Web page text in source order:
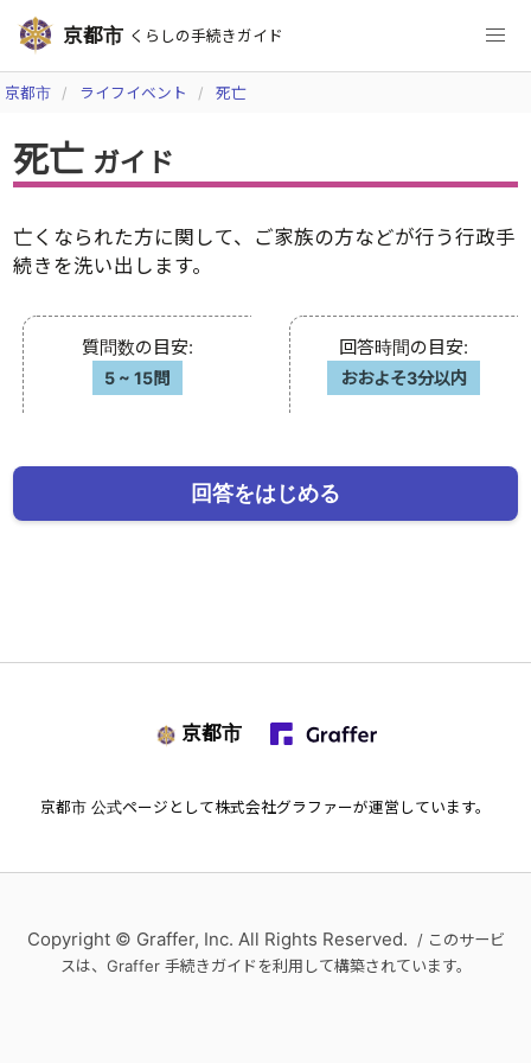
京都市 くらしの手続きガイド
京都市 ライフイベント 死亡
死亡 ガイド
亡くなられた方に関して、ご家族の方などが行う行政手
続きを洗い出します。
質問数の目安:
5 ~15問
回答時間の目安:
おおよそ3分以内
回答をはじめる
京都市
京都市 公式ページとして株式会社グラファーが運営しています。
Copyright © Graffer, Inc. All Rights Reserved. / このサービ
スは、Graffer 手続きガイドを利用して構築されています。